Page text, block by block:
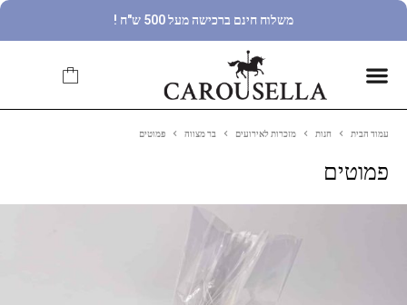
משלוח חינם ברכישה מעל 500 ש"ח !
עמוד הבית חנות מזכרות לאירועים בר מצווה פמוטים
פמוטים